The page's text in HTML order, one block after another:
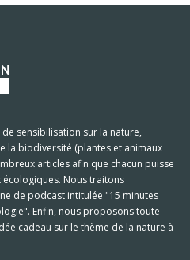
sensibilisation sur la nature,
la biodiversité (plantes et animaux
articles afin que chacun puisse
Nous traitons
de podcast intitulée "15 minutes
Enfin, nous proposons toute
cadeau sur le thème de la nature à